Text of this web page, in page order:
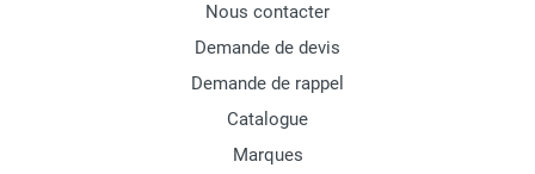
Nous contacter
Demande de devis
Demande de rappel
Catalogue
Marques